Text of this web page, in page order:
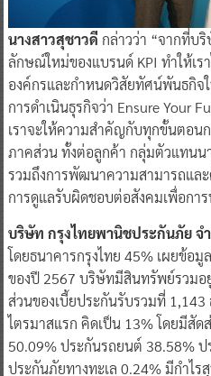
นางสาวสุชาวดี กล่าวว่า “จากที่บ
ลักษณ์ใหม่ของแบรนด์ KPI ทำให้เร
องค์กรและกำหนดวิสัยทัศน์พันธกิจ
การดำเนินธุรกิจว่า Ensure Your
เราจะให้ความสำคัญกับทุกขั้นตอน
ภาคส่วน ทั้งต่อลูกค้า กลุ่มตัวแทน
รวมถึงการพัฒนาความสามารถแ
การดูแลรับผิดชอบต่อสังคมเพื่อกา
บริษัท กรุงไทยพานิชประกันภัย จ
โดยธนาคารกรุงไทย 45% เผยข้อ
ของปี 2567 บริษัทมีสินทรัพย์รวมอ
ส่วนของเบี้ยประกันรับรวมที่
ไตรมาสแรก คิดเป็น 13% โดยมีสัด
50.09% ประกันรถยนต์ 38.58%
ประกันภัยทางทะเล 0.24% มีกำไ